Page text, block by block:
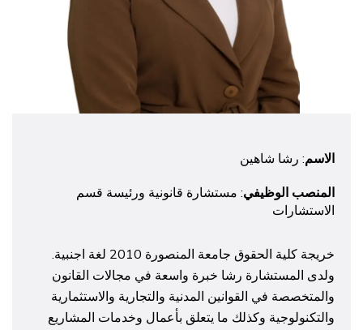
الاسم: رشا شاهين
المنصب الوظيفي: مستشارة قانونية ورئيسة قسم
الاستشارات
خريجة كلية الحقوق جامعة المنصورة 2010 لغة اجنبية.
ولدى المستشارة رشا خبرة واسعة في مجالات القانون
والمتخصصة في القوانين المدنية والتجارية والاستثمارية
والتكنولوجية وكذلك ما يتعلق بأعمال وخدمات المشاريع